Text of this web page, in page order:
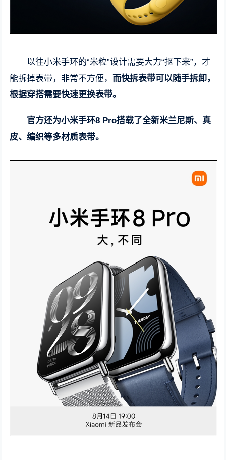
以往小米手环的“米粒”设计需要大力“抠下来”，才
能拆掉表带，非常不方便， 而快拆表带可以随手拆卸，
根据穿搭需要快速更换表带。
官方还为小米手环8 Pro搭载了全新米兰尼斯、真
皮、编织等多材质表带。